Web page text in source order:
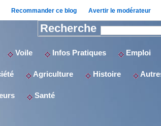
Recommander ce blog Avertir le modérateur
Recherche
Voile Infos Pratiques Emploi
Agriculture Histoire
Santé